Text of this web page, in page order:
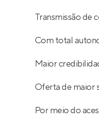
Transmissão de
Com total
Maior
Oferta de maior
Por meio do